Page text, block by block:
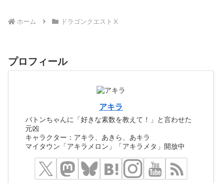
ホーム ドラゴンクエストⅩ
プロフィール
アキラ
バトンちゃんに「好きな素数を教えて！」と言わせた
元凶
キャラクター：アキラ、あきら、あキラ
マイタウン「アキラメロン」「アキラメタ」開放中